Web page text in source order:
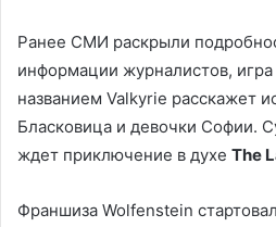
Ранее СМИ раскрыли
информации журналистов,
названием Valkyrie расскажет
Бласковица и девочки Софии.
ждет приключение в духе The
Франшиза Wolfenstein